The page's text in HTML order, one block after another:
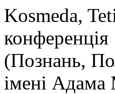
Kosmeda,
конференція
(Познань,
імені Адама